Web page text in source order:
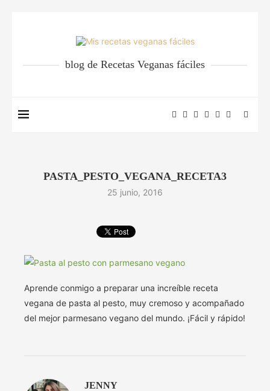
blog de Recetas Veganas fáciles
PASTA_PESTO_VEGANA_RECETA3
25 junio, 2016
Aprende conmigo a preparar una increíble receta
vegana de pasta al pesto, muy cremoso y acompañado
del mejor parmesano vegano del mundo. ¡Fácil y rápido!
JENNY